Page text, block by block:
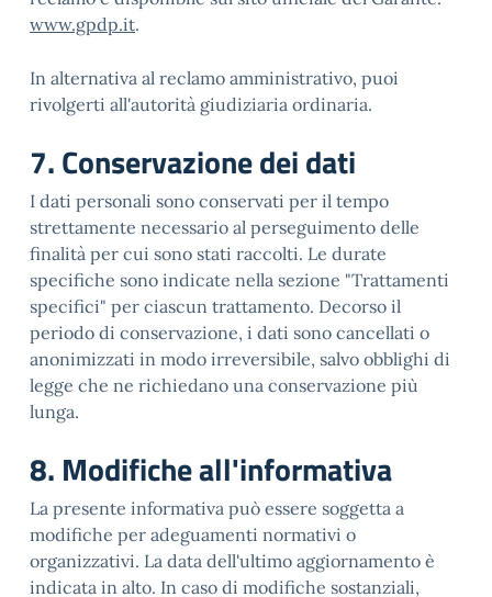
www.gpdp.it.
In alternativa al reclamo amministrativo, puoi
rivolgerti all'autorità giudiziaria ordinaria.
7. Conservazione dei dati
I dati personali sono conservati per il tempo
strettamente necessario al perseguimento delle
finalità per cui sono stati raccolti. Le durate
specifiche sono indicate nella sezione "Trattamenti
specifici" per ciascun trattamento. Decorso il
periodo di conservazione, i dati sono cancellati o
anonimizzati in modo irreversibile, salvo obblighi di
legge che ne richiedano una conservazione più
lunga.
8. Modifiche all'informativa
La presente informativa può essere soggetta a
modifiche per adeguamenti normativi o
organizzativi. La data dell'ultimo aggiornamento è
indicata in alto. In caso di modifiche sostanziali,